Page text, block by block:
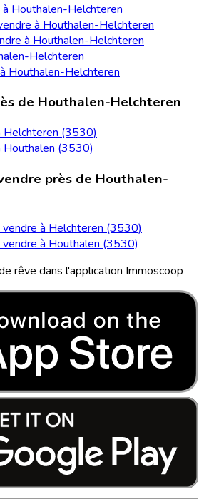
à Houthalen-Helchteren
à Houthalen-Helchteren
à Houthalen-Helchteren
Helchteren
Houthalen-Helchteren
de Houthalen-Helchteren
Helchteren (3530)
Houthalen (3530)
près de Houthalen-
à Helchteren (3530)
à Houthalen (3530)
rêve dans l'application Immoscoop